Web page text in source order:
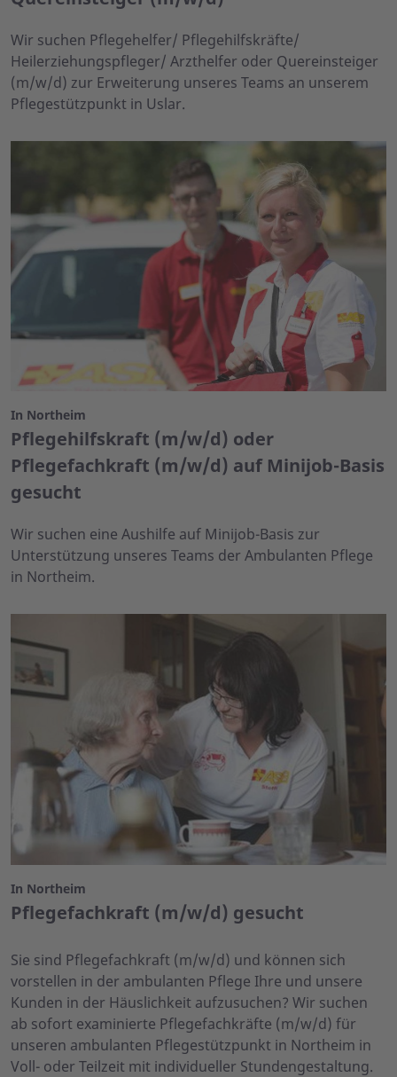
Wir suchen Pflegehelfer/ Pflegehilfskräfte/
Heilerziehungspfleger/ Arzthelfer oder Quereinsteiger
(m/w/d) zur Erweiterung unseres Teams an unserem
Pflegestützpunkt in Uslar.
In Northeim
Pflegehilfskraft (m/w/d) oder
Pflegefachkraft (m/w/d) auf Minijob-Basis
gesucht
Wir suchen eine Aushilfe auf Minijob-Basis zur
Unterstützung unseres Teams der Ambulanten Pflege
in Northeim.
In Northeim
Pflegefachkraft (m/w/d) gesucht
Sie sind Pflegefachkraft (m/w/d) und können sich
vorstellen in der ambulanten Pflege Ihre und unsere
Kunden in der Häuslichkeit aufzusuchen? Wir suchen
ab sofort examinierte Pflegefachkräfte (m/w/d) für
unseren ambulanten Pflegestützpunkt in Northeim in
Voll- oder Teilzeit mit individueller Stundengestaltung.